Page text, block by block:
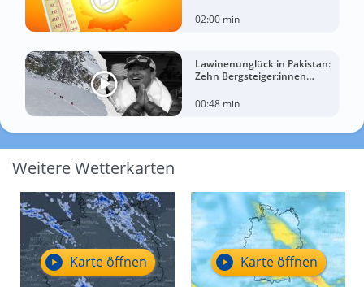
02:00 min
Lawinenunglück in Pakistan:
Zehn Bergsteiger:innen
00:48 min
Weitere Wetterkarten
Karte öffnen Karte öffnen